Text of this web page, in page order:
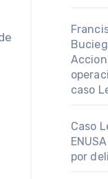
caso
Caso
por